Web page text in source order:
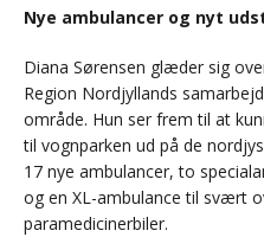
Nye ambulancer og nyt
Diana Sørensen glæder sig
Region Nordjyllands
område. Hun ser frem til at
til vognparken ud på de
17 nye ambulancer, to
og en XL-ambulance til svært
paramedicinerbiler.